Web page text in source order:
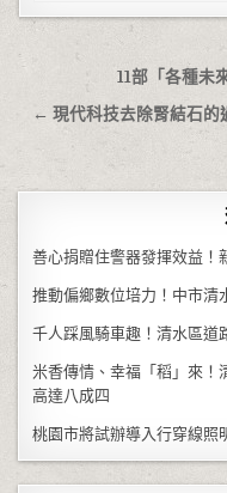
文章導覽11部「各種未
← 現代科技去除腎結石
善心捐贈住警器發揮效益！
推動偏鄉數位培力！中市清
千人踩風騎車趣！清水區道
米香傳情、幸福「稻」來！
高達八成四
桃園市將試辦導入行穿線照